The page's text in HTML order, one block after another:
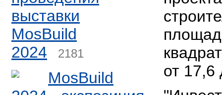
выставки
MosBuild
2024
2181
MosBuild
от 17,6